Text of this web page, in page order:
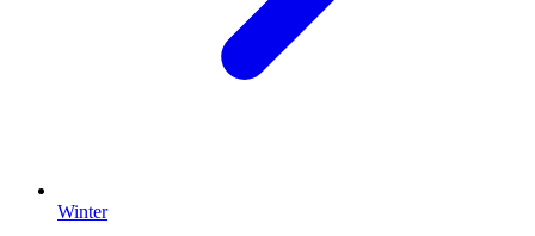
Winter